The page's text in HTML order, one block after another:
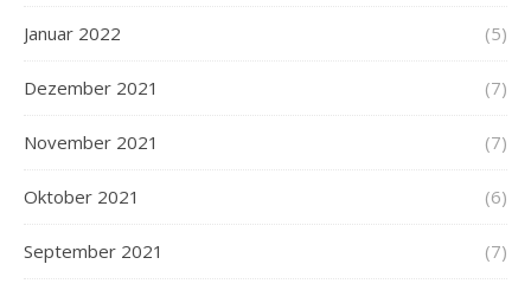
Januar 2022 (5)
Dezember 2021 (7)
November 2021 (7)
Oktober 2021 (6)
September 2021 (7)